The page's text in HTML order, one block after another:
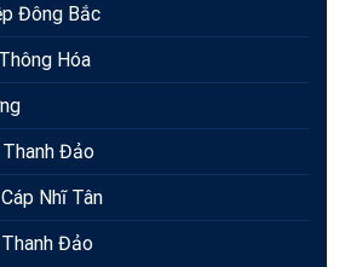
Đông Bắc
Hóa
Đảo
Nhĩ Tân
Đảo